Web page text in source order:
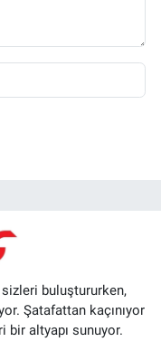
buluştururken,
Şatafattan kaçınıyor
bir altyapı sunuyor.